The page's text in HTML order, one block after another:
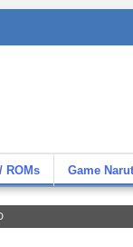
ROMs Game